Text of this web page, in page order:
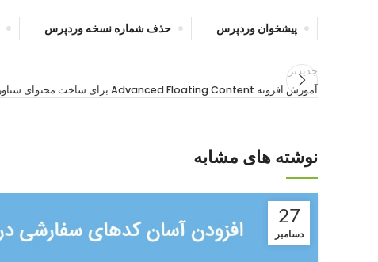
پیشخوان وردپرس حذف شماره نسخه وردپرس
جدیدتر
آموزش افزونه Advanced Floating Content برای ساخت محتوای شناور در وردپرس
نوشته های مشابه
27
دسامبر